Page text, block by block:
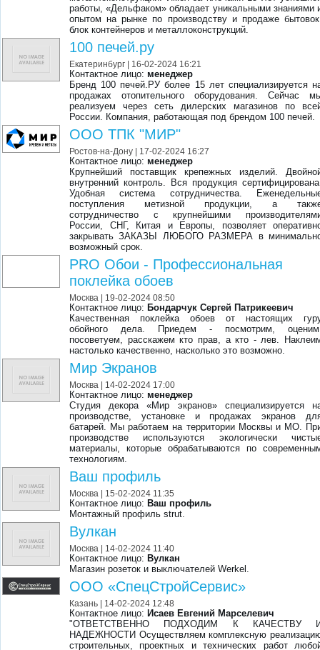
работы, «Дельфаком» обладает уникальными знаниями
опытом на рынке по производству и продаже
блок контейнеров и металлоконструкций.
100 печей.ру
Екатеринбург | 16-02-2024 16:21
Контактное лицо: менеджер
Бренд 100 печей.РУ более 15 лет специализируется
продажах отопительного оборудования. Сейчас
реализуем через сеть дилерских магазинов по
России. Компания, работающая под брендом 100 печей.
ООО ТПК "МИР"
Ростов-на-Дону | 17-02-2024 16:27
Контактное лицо: менеджер
Крупнейший поставщик крепежных изделий.
внутренний контроль. Вся продукция
Удобная система сотрудничества.
поступления метизной продукции, а
сотрудничество с крупнейшими
России, СНГ, Китая и Европы, позволяет
закрывать ЗАКАЗЫ ЛЮБОГО РАЗМЕРА в
возможный срок.
PRO Обои - Профессиональная
поклейка обоев
Москва | 19-02-2024 08:50
Контактное лицо: Бондарчук Сергей Патрикеевич
Качественная поклейка обоев от настоящих
обойного дела. Приедем - посмотрим,
посоветуем, расскажем кто прав, а кто - лев.
настолько качественно, насколько это возможно.
Мир Экранов
Москва | 14-02-2024 17:00
Контактное лицо: менеджер
Студия декора «Мир экранов» специализируется
производстве, установке и продажах экранов
батарей. Мы работаем на территории Москвы и МО.
производстве используются экологически
материалы, которые обрабатываются по
технологиям.
Ваш профиль
Москва | 15-02-2024 11:35
Контактное лицо: Ваш профиль
Монтажный профиль strut.
Вулкан
Москва | 14-02-2024 11:40
Контактное лицо: Вулкан
Магазин розеток и выключателей Werkel.
ООО «СпецСтройСервис»
Казань | 14-02-2024 12:48
Контактное лицо: Исаев Евгений Марселевич
"ОТВЕТСТВЕННО ПОДХОДИМ К КАЧЕСТВУ
НАДЕЖНОСТИ Осуществляем комплексную
строительных, проектных и технических работ